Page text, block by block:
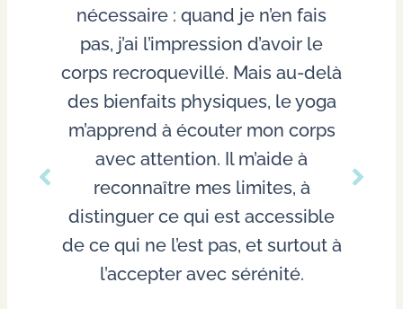
nécessaire : quand je n’en fais
pas, j’ai l’impression d’avoir le
corps recroquevillé. Mais au-delà
des bienfaits physiques, le yoga
m’apprend à écouter mon corps
avec attention. Il m’aide à
reconnaître mes limites, à
distinguer ce qui est accessible
de ce qui ne l’est pas, et surtout à
l’accepter avec sérénité.